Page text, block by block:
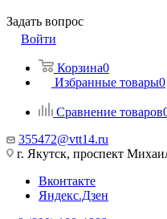
Задать вопрос
Войти
Корзина0
Избранные товары0
Сравнение товаров
355472@vtt14.ru
г. Якутск, проспект
Вконтакте
Яндекс.Дзен